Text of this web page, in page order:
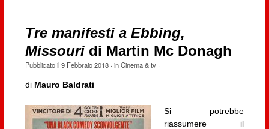
Tre manifesti a Ebbing,
Missouridi Martin Mc Donagh
Pubblicato il9 Febbraio 2018· inCinema & tv·
di Mauro Baldrati
Si potrebbe
riassumere il